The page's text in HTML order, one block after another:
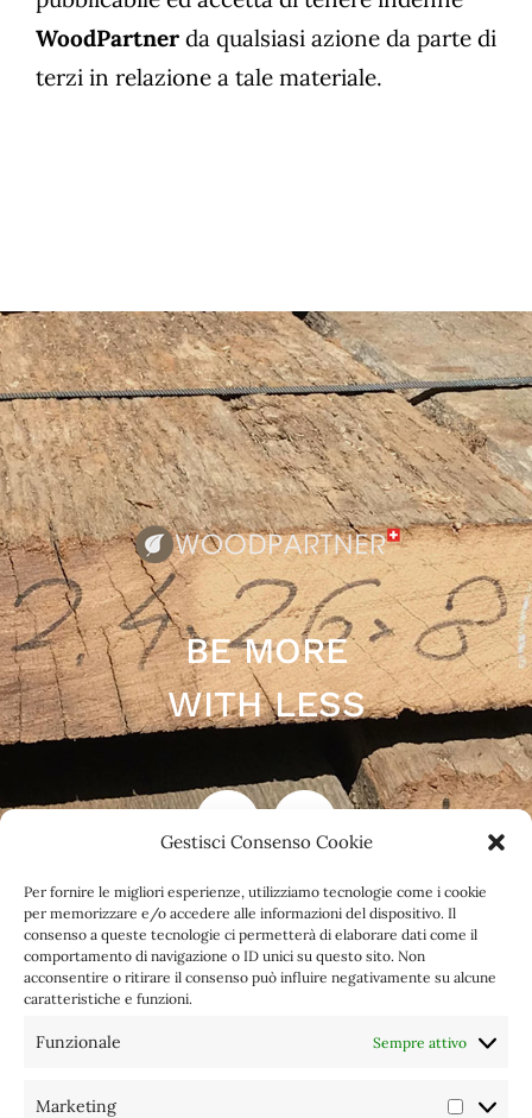
Gestisci Consenso Cookie
Per fornire le migliori esperienze, utilizziamo tecnologie come i cookie
per memorizzare e/o accedere alle informazioni del dispositivo. Il
consenso a queste tecnologie ci permetterà di elaborare dati come il
comportamento di navigazione o ID unici su questo sito. Non
acconsentire o ritirare il consenso può influire negativamente su alcune
caratteristiche e funzioni.
Funzionale Sempre attivo
Marketing
WoodPartner da qualsiasi azione da parte di
terzi in relazione a tale materiale.
BE MORE
WITH LESS
LEGAL NOTICES INFO GDPR
INFO
COOKIES